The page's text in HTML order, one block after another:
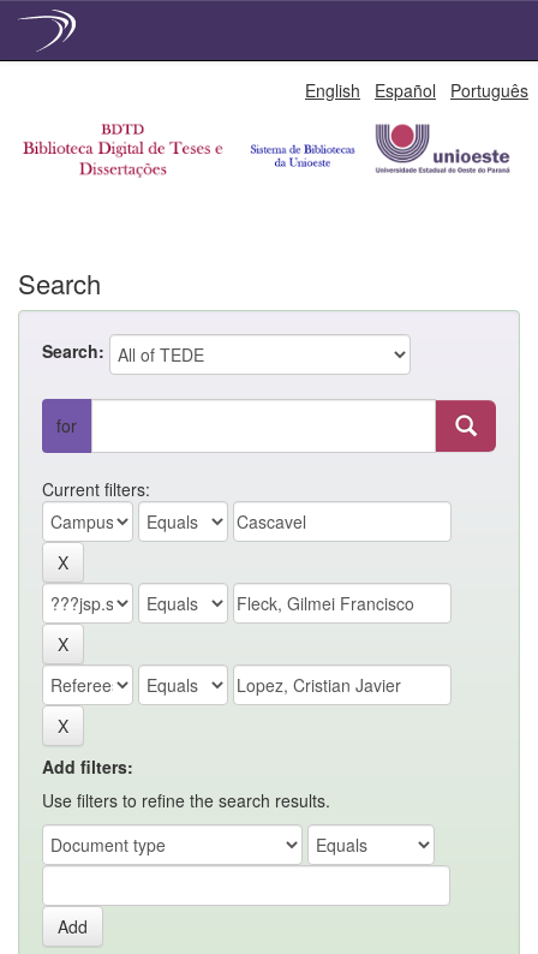
English Español Português
Search
Search:
for
Current filters:
Add filters:
Use filters to refine the search results.